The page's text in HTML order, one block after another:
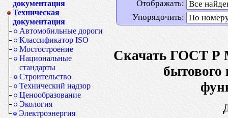
документация
Техническая
документация
Автомобильные дороги
Классификатор ISO
Мостостроение
Национальные
стандарты
Строительство
Технический надзор
Ценообразование
Экология
Электроэнергия
Отображать:
Упорядочить:
Скачать ГОСТ Р
бытового